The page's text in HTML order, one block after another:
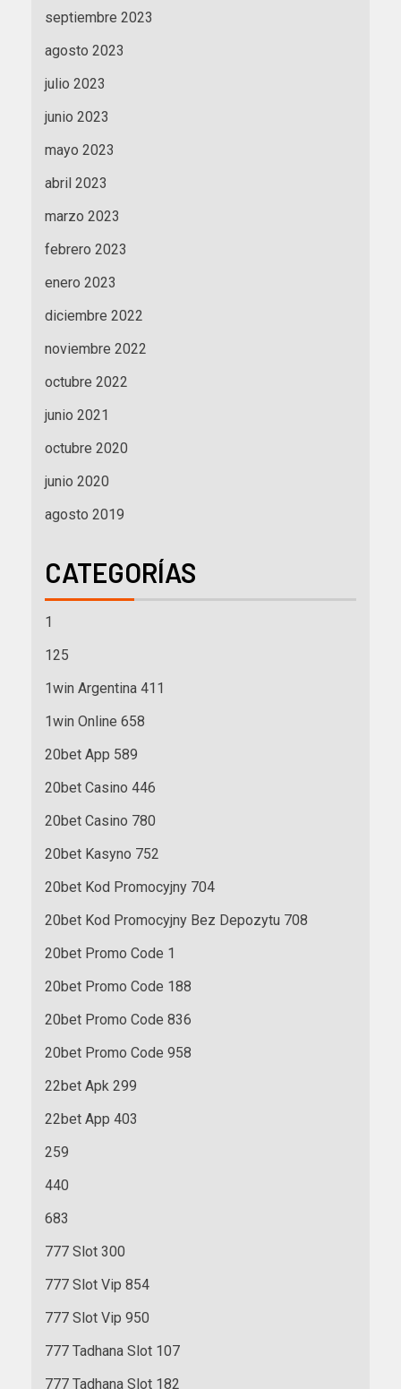
septiembre 2023
agosto 2023
julio 2023
junio 2023
mayo 2023
abril 2023
marzo 2023
febrero 2023
enero 2023
diciembre 2022
noviembre 2022
octubre 2022
junio 2021
octubre 2020
junio 2020
agosto 2019
CATEGORÍAS
1
125
1win Argentina 411
1win Online 658
20bet App 589
20bet Casino 446
20bet Casino 780
20bet Kasyno 752
20bet Kod Promocyjny 704
20bet Kod Promocyjny Bez Depozytu 708
20bet Promo Code 1
20bet Promo Code 188
20bet Promo Code 836
20bet Promo Code 958
22bet Apk 299
22bet App 403
259
440
683
777 Slot 300
777 Slot Vip 854
777 Slot Vip 950
777 Tadhana Slot 107
777 Tadhana Slot 182